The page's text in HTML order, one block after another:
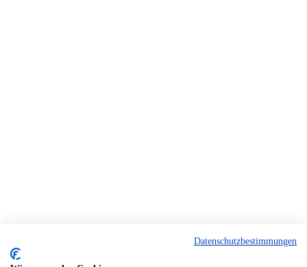
Datenschutzbestimmungen